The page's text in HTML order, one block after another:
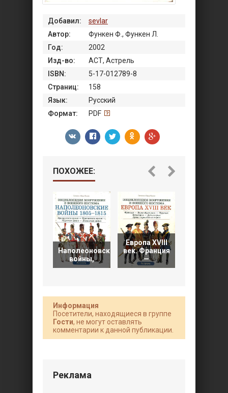
Добавил:
sevlar
Автор:
Функен Ф., Функен Л.
Год:
2002
Изд-во:
АСТ, Астрель
ISBN:
5-17-012789-8
Страниц:
158
Язык:
Русский
Формат:
PDF
ПОХОЖЕЕ:
Наполеоновские
войны,
Европа XVIII
век. Франция
—
Информация
Посетители, находящиеся в группе
Гости, не могут оставлять
комментарии к данной публикации.
Реклама